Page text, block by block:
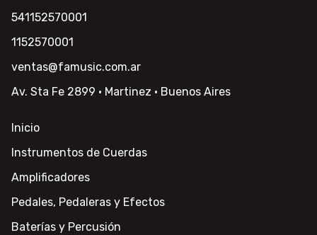
541152570001
1152570001
ventas@famusic.com.ar
Av. Sta Fe 2899 · Martinez · Buenos Aires
Inicio
Instrumentos de Cuerdas
Amplificadores
Pedales, Pedaleras y Efectos
Baterías y Percusión